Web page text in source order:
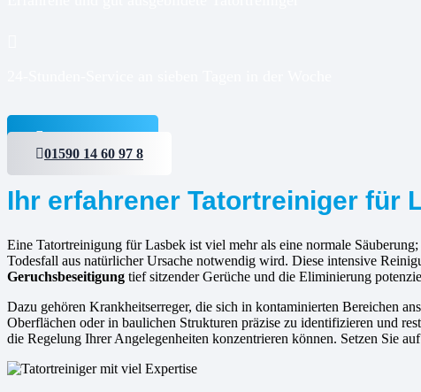
Jetzt anfragen
01590 14 60 97 8
Ihr erfahrener Tatortreiniger für
Eine Tatortreinigung für Lasbek ist viel mehr als eine normale Säuberung;
Todesfall aus natürlicher Ursache notwendig wird. Diese intensive
Geruchsbeseitigung tief sitzender Gerüche und die Eliminierung
Dazu gehören Krankheitserreger, die sich in kontaminierten Bereichen
Oberflächen oder in baulichen Strukturen präzise zu identifizieren und
die Regelung Ihrer Angelegenheiten konzentrieren können. Setzen Sie